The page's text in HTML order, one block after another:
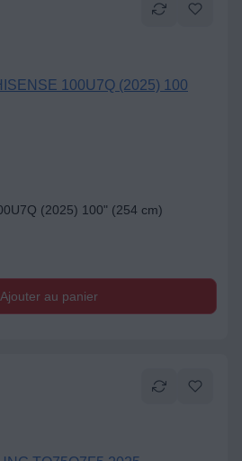
(2025) 100" (254 cm)
au panier